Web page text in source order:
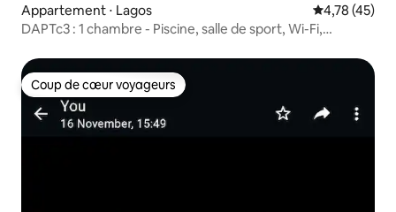
Appartement ⋅ Lagos Évaluation
4,78 (45)
DAPTc3 : 1 chambre - Piscine, salle de sport, Wi-Fi,
Coup de cœur voyageurs
Coup de cœur voyageurs